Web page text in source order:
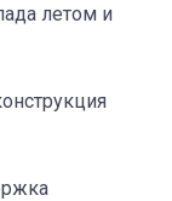
летом и